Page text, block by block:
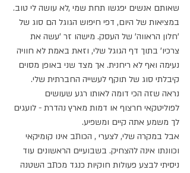
שאותם אנשים יפגשו תחת שמי ,לא עושה לי טוב.
במציאות של היום, דפי חיפוש הגוגל הם סוג של
'חלון הראווה' של העסק. מישהו זר 'עשה את
צרכיו' בתוך דף הגוגל שלי, וזאת באמת לא חוויה
נעימה ואף לא ריחנית. אך מצד שני באופן מסוים
קיבלתי סוג של תוקף לעשייה החברתית שלי.
נראה שזה הכי דומה לאותו רגע שעושים
לפוליטקאי חרצוף או דמות מארץ נהדרת - לועגים
לך משמע אתה קיים ומשפיע.
אבל במקרה שלי, לצערי , הכותב אינו קומיקאי
וכוונתו אינה להצחיק. בשבועיים הראשונים עוד
ניסיתי לבצע פעולות חוקיות כנגד מכתב השטנה